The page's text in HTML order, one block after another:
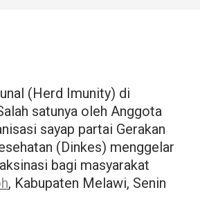
(Herd Imunity) di
satunya oleh Anggota
sayap partai Gerakan
(Dinkes) menggelar
bagi masyarakat
, Kabupaten Melawi, Senin